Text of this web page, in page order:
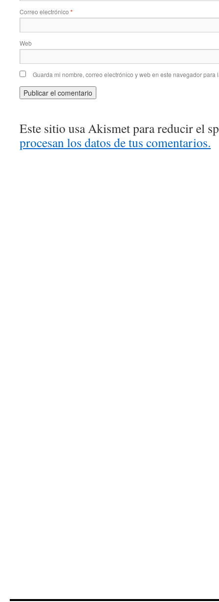
Correo electrónico *
Web
Guarda mi nombre, correo electrónico y web en este navegador para
Este sitio usa Akismet para reducir el
procesan los datos de tus comentarios.